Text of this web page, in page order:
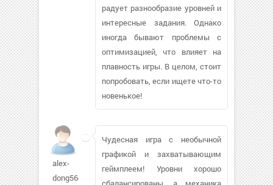
радует разнообразие уровней и
интересные задания. Однако
иногда бывают проблемы с
оптимизацией, что влияет на
плавность игры. В целом, стоит
попробовать, если ищете что-то
новенькое!
alex-
dong564
Чудесная игра с необычной
графикой и захватывающим
геймплеем! Уровни хорошо